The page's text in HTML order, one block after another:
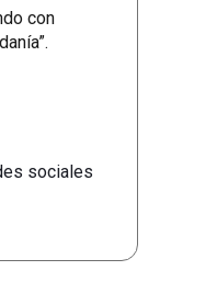
con
sociales